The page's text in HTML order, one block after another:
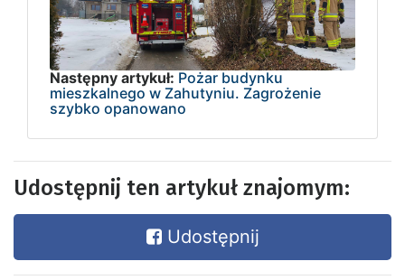
Następny artykuł: Pożar budynku
mieszkalnego w Zahutyniu. Zagrożenie
szybko opanowano
Udostępnij ten artykuł znajomym:
Udostępnij